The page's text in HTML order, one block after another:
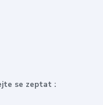
se zeptat :